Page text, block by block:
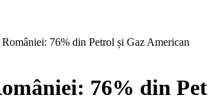
76% din Petrol și Gaz American
76% din